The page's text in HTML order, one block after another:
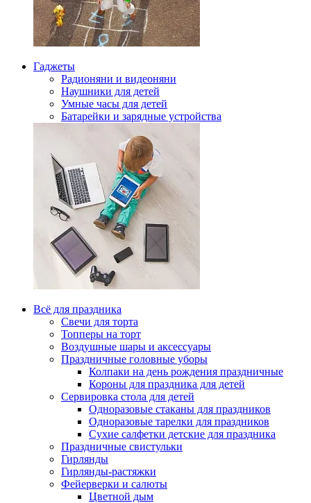
Гаджеты
Радионяни и видеоняни
Наушники для детей
Умные часы для детей
Батарейки и зарядные устройства
Всё для праздника
Свечи для торта
Топперы на торт
Воздушные шары и аксессуары
Праздничные головные уборы
Колпаки на день рождения праздничные
Короны для праздника для детей
Сервировка стола для детей
Одноразовые стаканы для праздников
Одноразовые тарелки для праздников
Сухие салфетки детские для праздника
Праздничные свистульки
Гирлянды
Гирлянды-растяжки
Фейерверки и салюты
Цветной дым